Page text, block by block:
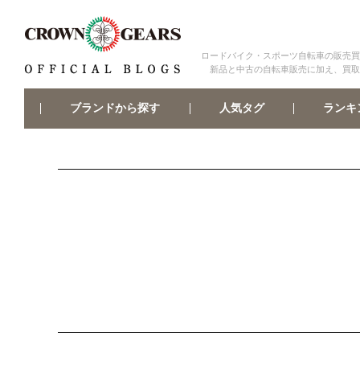
ロードバイク・スポーツ自転車の販売
新品と中古の自転車販売に加え、買
ブランドから探す 人気タグ ランキ